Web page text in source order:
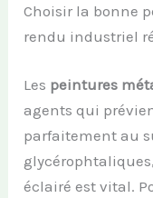
Choisir la bonne
rendu industriel
Les peintures
agents qui
parfaitement au
éclairé est vital.